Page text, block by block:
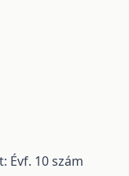
Évf. 10 szám